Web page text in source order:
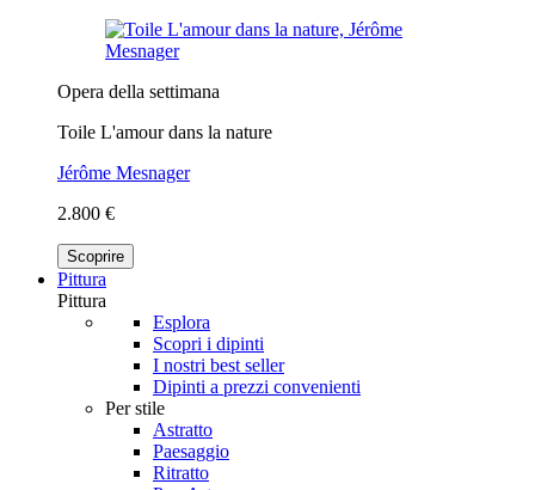
Opera della settimana
Toile L'amour dans la nature
Jérôme Mesnager
2.800 €
Scoprire
Pittura
Pittura
Esplora
Scopri i dipinti
I nostri best seller
Dipinti a prezzi convenienti
Per stile
Astratto
Paesaggio
Ritratto